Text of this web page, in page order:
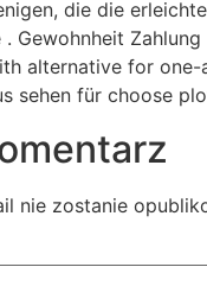
die die
. Gewohnheit
alternative for
sehen für choose
nie zostanie